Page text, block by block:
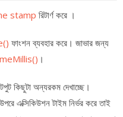
stamp রিটার্ণ করে ।
ফাংশন ব্যবহার করে। জাভার জন্য
।
কিছুটা অন্যরকম দেখাচ্ছে।
এক্সিকিউশন টাইম নির্ভর করে তাই